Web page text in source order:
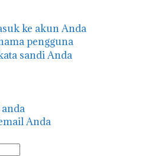
ke akun Anda
pengguna
sandi Anda
Anda